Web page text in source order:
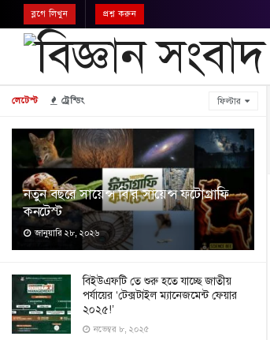
লেটেস্ট ট্রেন্ডিং ফিল্টার
নতুন বছরে সায়েন্স বি’র সায়েন্স ফটোগ্রাফি
কনটেস্ট
জানুয়ারি ২৮, ২০২৬
বিইউএফটি তে শুরু হতে যাচ্ছে জাতীয়
পর্যায়ের ‘টেক্সটাইল ম্যানেজমেন্ট ফেয়ার
২০২৫!’
নভেম্বর ৮, ২০২৫
ব্লগে লিখুন প্রশ্ন করুন